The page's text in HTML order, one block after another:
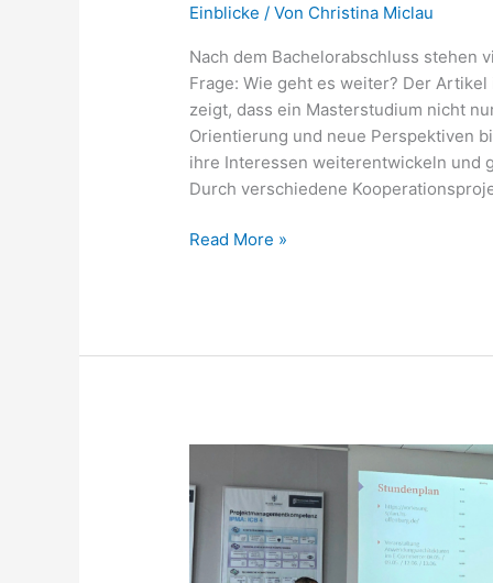
Einblicke / Von Christina Miclau
Nach dem Bachelorabschluss stehen
Frage: Wie geht es weiter? Der
zeigt, dass ein Masterstudium nicht
Orientierung und neue Perspektiven
ihre Interessen weiterentwickeln und
Durch verschiedene
Master
Read More »